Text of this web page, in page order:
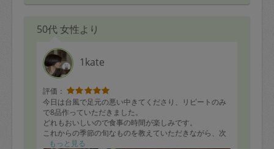
50代 女性より
1kate
評価：
今日は台風で足元の悪い中きてくださり、リピートのみ
で8品作っていただきました。
どれもおいしいので食事の時間が楽しみです。
これからの季節の旬なものを教えていただきながら、次
回の料理の相談もできました！
もっと見る